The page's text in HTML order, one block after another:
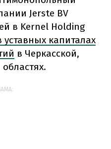
Jerste BV
в Kernel Holding
капиталах
в Черкасской,